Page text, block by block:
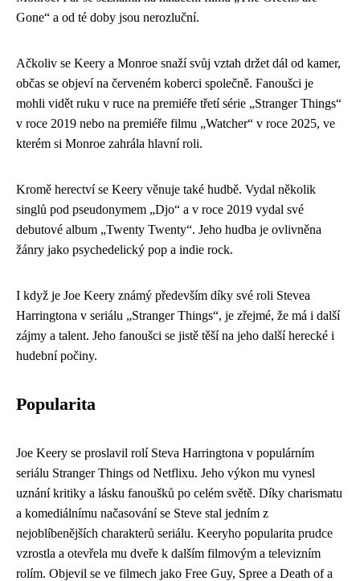
Gone“ a od té doby jsou nerozluční.
Ačkoliv se Keery a Monroe snaží svůj vztah držet dál od kamer,
občas se objeví na červeném koberci společně. Fanoušci je
mohli vidět ruku v ruce na premiéře třetí série „Stranger Things“
v roce 2019 nebo na premiéře filmu „Watcher“ v roce 2025, ve
kterém si Monroe zahrála hlavní roli.
Kromě herectví se Keery věnuje také hudbě. Vydal několik
singlů pod pseudonymem „Djo“ a v roce 2019 vydal své
debutové album „Twenty Twenty“. Jeho hudba je ovlivněna
žánry jako psychedelický pop a indie rock.
I když je Joe Keery známý především díky své roli Stevea
Harringtona v seriálu „Stranger Things“, je zřejmé, že má i další
zájmy a talent. Jeho fanoušci se jistě těší na jeho další herecké i
hudební počiny.
Popularita
Joe Keery se proslavil rolí Steva Harringtona v populárním
seriálu Stranger Things od Netflixu. Jeho výkon mu vynesl
uznání kritiky a lásku fanoušků po celém světě. Díky charismatu
a komediálnímu načasování se Steve stal jedním z
nejoblíbenějších charakterů seriálu. Keeryho popularita prudce
vzrostla a otevřela mu dveře k dalším filmovým a televizním
rolím. Objevil se ve filmech jako Free Guy, Spree a Death of a